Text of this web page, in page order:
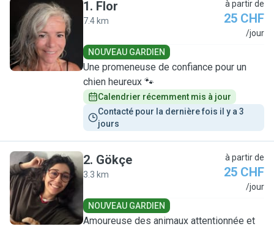
F
1. Flor
7.4 km
à partir de
25 CHF
/jour
NOUVEAU GARDIEN
Une promeneuse de confiance pour un
chien heureux 🐾
Calendrier récemment mis à jour
Contacté pour la dernière fois il y a 3
jours
G
2. Gökçe
3.3 km
à partir de
25 CHF
/jour
NOUVEAU GARDIEN
Amoureuse des animaux attentionnée et